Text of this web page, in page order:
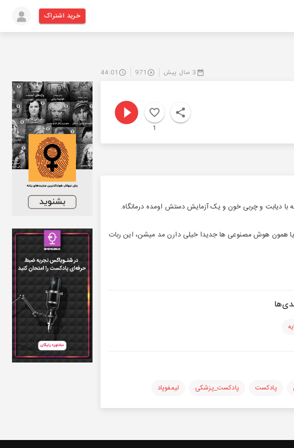
خرید اشتراک
3 سال پیش 971
44:01
1
با دیابت و چربی خون و یک آزمایش دستش اومده درمانگاه.
یا همون هوش مصنوعی ها جدیدا خیلی دارن مد میشن، این ربات
پادکست پادکست_پزشکی لیمفوپاد